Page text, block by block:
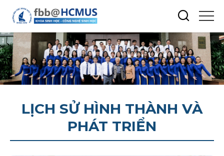
LỊCH SỬ HÌNH THÀNH VÀ
PHÁT TRIỂN